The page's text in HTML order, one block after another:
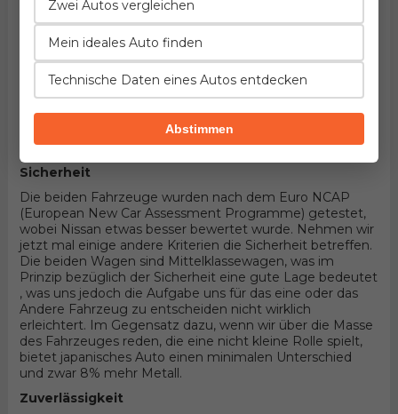
Fahrzeuge handelt! Hier könnten die Details entscheiden.
Wenn wir in Betracht nehmen, dass die beiden
Mittelklassewagen sind und 4 Türer Stufenheck
Karosserieform und Vorderradantrieb haben, wird alles
von konkreten Aggregaten abhängen die durch benzin
bewegt werden. Unter der Haube des ersten befindet
sich der Motor entwickelt von Hyundai, 4-zylindrisches
Aggregat mit 16 Ventilen und 145PS , wobei der andere 4-
zylindrisches Aggregat mit 16 Ventilen und 140PS
Produkt von Nissan besitzt.
Sicherheit
Die beiden Fahrzeuge wurden nach dem Euro NCAP
(European New Car Assessment Programme) getestet,
wobei Nissan etwas besser bewertet wurde. Nehmen wir
jetzt mal einige andere Kriterien die Sicherheit betreffen.
Die beiden Wagen sind Mittelklassewagen, was im
Prinzip bezüglich der Sicherheit eine gute Lage bedeutet
, was uns jedoch die Aufgabe uns für das eine oder das
Andere Fahrzeug zu entscheiden nicht wirklich
erleichtert. Im Gegensatz dazu, wenn wir über die Masse
des Fahrzeuges reden, die eine nicht kleine Rolle spielt,
bietet japanisches Auto einen minimalen Unterschied
und zwar 8% mehr Metall.
Zuverlässigkeit
Zwei Autos vergleichen
Mein ideales Auto finden
Technische Daten eines Autos entdecken
Abstimmen